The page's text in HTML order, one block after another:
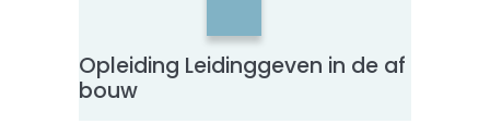
Opleiding Leidinggeven in de af
bouw